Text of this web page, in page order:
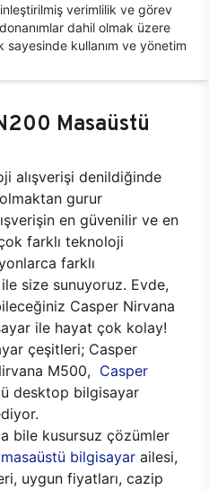
verimlilik ve görev
dahil olmak üzere
kullanım ve yönetim
Masaüstü
alışverişi denildiğinde
gurur
en güvenilir ve en
farklı teknoloji
farklı
size sunuyoruz. Evde,
Casper Nirvana
ile hayat çok kolay!
çeşitleri; Casper
M500, Casper
desktop bilgisayar
bile kusursuz çözümler
bilgisayar ailesi,
uygun fiyatları, cazip